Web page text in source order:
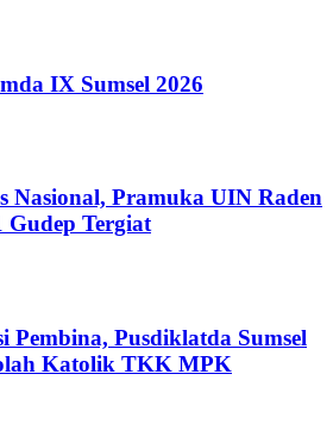
IX Sumsel 2026
Nasional, Pramuka UIN Raden
Tergiat
Pembina, Pusdiklatda Sumsel
Katolik TKK MPK